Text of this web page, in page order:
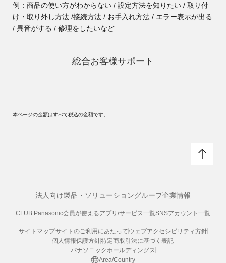
例：商品の使い方がわからない / 設定方法を知りたい / 取り付
け・取り外し方法 /接続方法 / お手入れ方法 / エラー表示が出る
/ 異音がする / 修理をしたいなど
総合お客様サポート
本ページの金額はすべて税込の金額です。
法人向け製品・ソリューショングループ企業情報
CLUB Panasonic会員が使えるアプリ/サービス一覧SNSアカウント一覧
サイトマップサイトのご利用にあたって ウェブアクセシビリティ方針
個人情報保護方針特定商取引法に基づく表記
パナソニックホールディングス
Area/Country